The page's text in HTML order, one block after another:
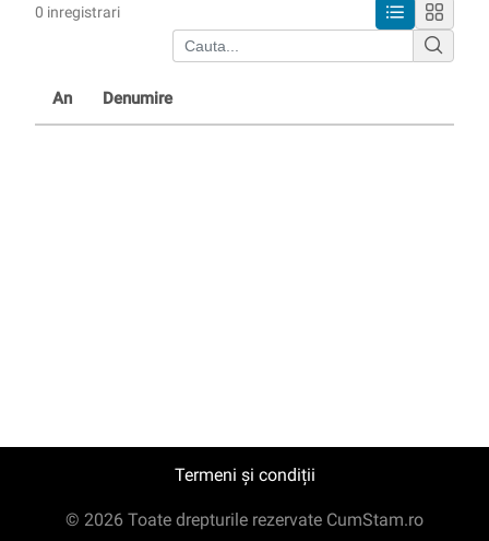
0 inregistrari
An Denumire
Termeni și condiții
© 2026 Toate drepturile rezervate CumStam.ro